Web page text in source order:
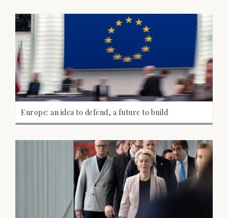
Europe: an idea to defend, a future to build